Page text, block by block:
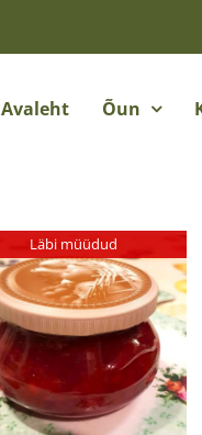
Avaleht Õun
Läbi müüdud